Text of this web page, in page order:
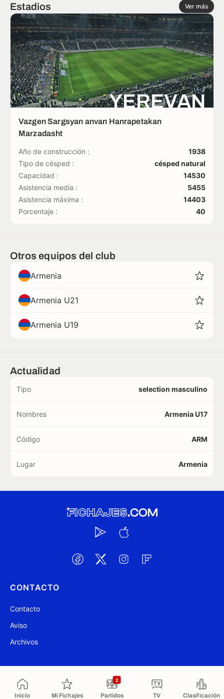
Inicio Mi Fichajes Partidos
2
TV Clasificación
Estadios Ver más
YEREVAN
Vazgen Sargsyan anvan Hanrapetakan
Marzadasht
Año de construcción :
1938
Tipo de césped :
césped natural
Capacidad :
14530
Asistencia media :
5455
Asistencia máxima :
14403
Porcentaje :
40
Otros equipos del club
Armenia
Armenia U21
Armenia U19
Actualidad
Tipo selection masculino
Nombres Armenia U17
Código ARM
Lugar Armenia
CONTACTO
Contacto
Aviso
Archivos
Copiado al portapapeles